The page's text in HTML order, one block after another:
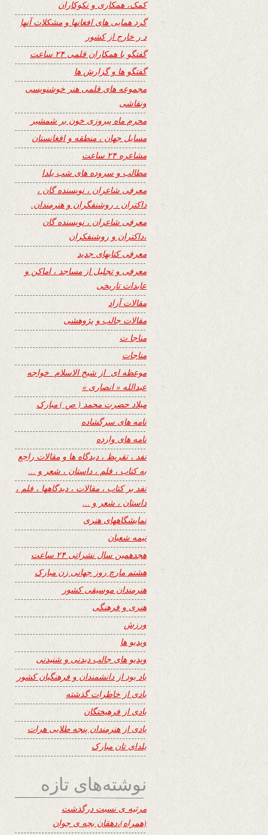
کمک، همکاری و نکوکاران
گرد همایی های افغانها و مشکلات آنها
د ر خارج از کشور
گفتگو با همکاران قلمی ۲۴ ساعت
گفتگو ها و گزارش ها
مجموعه های قلمی هنر خوشنویسی
ونقاشی
محرم ماه پیروزی خون بر شمشیر
مسایل جهان ، منطقه و افغانستان
مشاعره ۲۴ ساعت
مطالب و سروده های شب یلدا
معرفی شاعران ، نویسنده گان ،
داکتران ، روشنفگران و هنرمندان.
معرفی شاعران ، نویسنده گان
،داکتران و روشنفکران
معرفی کتابهای جدید
معرفی و تجلیل از مساجد ، اماکن و
عابدات تاریخی
مقالات آزاد
مقالات جالب و پژوهشی
مناجا ت
مناجات
موعظه ای از شیخ الاسلام خواجه
عبدالله « انصاری »
میلاد حضرت محمد ( ص ) مبارک
نامه های سرگشاده
نامه های وارده
نفد ، تقریظ ، دیدگاه ها و مقالات راجع
به کتاب ، فلم ، داستان ، شعر و …
نفد بر کتاب ، مقالات ، دیدگاهها ، فلم ،
داستان ، شعر و …
نمایشگاههای هنری
نیمه شعبان
هجدهمین سال نشراتی ۲۴ ساعت
هشتم مارچ روز جهانی زن مبارک
هنرمندان موسیقی کشور
هنری و فرهنگی
ورزش
ویدیو ها
ویدیو های جالب دیدنی و شنیدنی
یاد بود از دانشمندان و فرهنگیان کشور
یادی از خاطرات گذشته
یادی از فرهیختگان
یادی از هنرمندان پنجه طلایی هرات
یلدای تان مبارک
نوشته‌های تازه
مرثیه ی نسبت درگذشت
(همراه)،دهقان بچه ی جوان